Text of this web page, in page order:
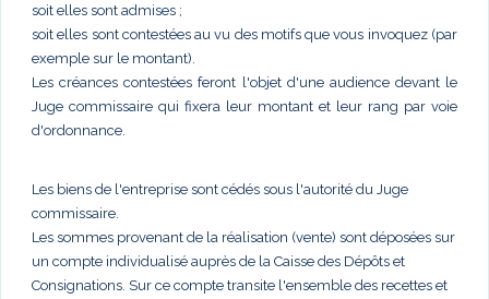
soit elles sont admises ;
soit elles sont contestées au vu des motifs que vous invoquez (par
exemple sur le montant).
Les créances contestées feront l'objet d'une audience devant le
Juge commissaire qui fixera leur montant et leur rang par voie
d'ordonnance.
Les biens de l'entreprise sont cédés sous l'autorité du Juge
commissaire.
Les sommes provenant de la réalisation (vente) sont déposées sur
un compte individualisé auprès de la Caisse des Dépôts et
Consignations. Sur ce compte transite l'ensemble des recettes et